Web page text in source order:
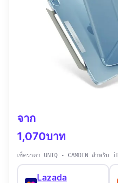
ได้ แผ่นหลังของเคส ipad
อากาศ ป้องกันความร้อนเ
ได้มากถึง 8 ระดับ มีช่องใ
จุด ทั้งจุดข้างเครื่องที่รองรั
ด้านหลัง ช่วยกันปากกาหล่
ช่องเลนส์กล้องยกสูงจากตั
ข้อมูลเฉพาะ
ความกว้าง:สำหรับหน้าจอ
รุ่นที่รองรับ: iPad
Pro
จาก
1,070บาท
เช็คราคา UNIQ - CAMDEN สำหรั
Lazada